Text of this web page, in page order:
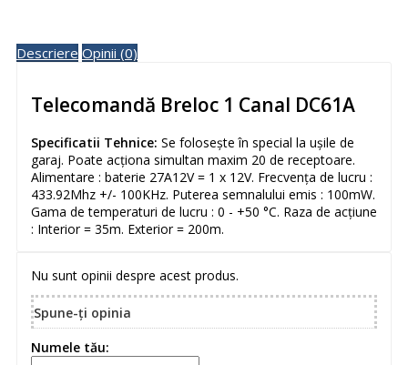
Descriere Opinii (0)
Telecomandă Breloc 1 Canal DC61A
Specificatii Tehnice: Se folosește în special la ușile de
garaj. Poate acționa simultan maxim 20 de receptoare.
Alimentare : baterie 27A12V = 1 x 12V. Frecvența de lucru :
433.92Mhz +/- 100KHz. Puterea semnalului emis : 100mW.
Gama de temperaturi de lucru : 0 - +50 °C. Raza de acțiune
: Interior = 35m. Exterior = 200m.
Nu sunt opinii despre acest produs.
Spune-ţi opinia
Numele tău: